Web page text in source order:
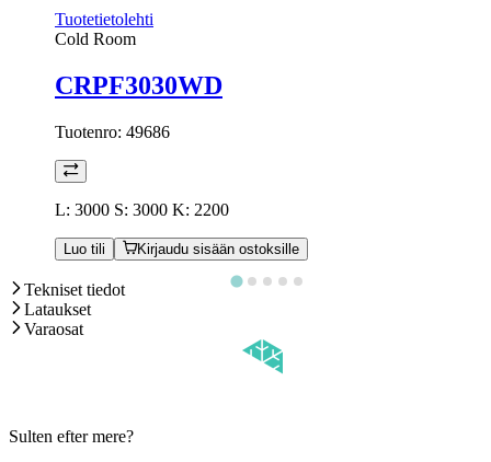
Tuotetietolehti
Cold Room
CRPF3030WD
Tuotenro: 49686
L: 3000 S: 3000 K: 2200
Luo tili Kirjaudu sisään ostoksille
Tekniset tiedot
Lataukset
Varaosat
Sulten efter mere?